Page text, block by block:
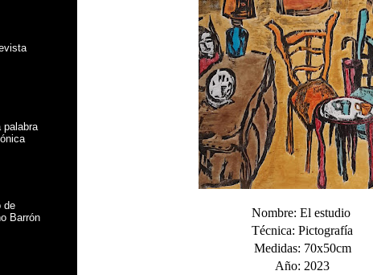
Nombre: El estudio
Técnica: Pictografía
Medidas: 70x50cm
Año: 2023
palabra
de
Barrón